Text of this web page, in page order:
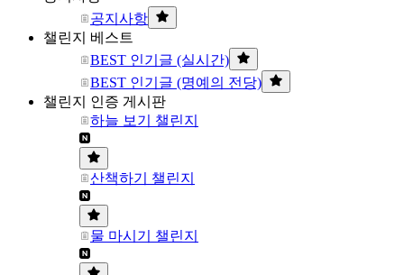
공지사항
챌린지 베스트
BEST 인기글 (실시간)
BEST 인기글 (명예의 전당)
챌린지 인증 게시판
하늘 보기 챌린지
산책하기 챌린지
물 마시기 챌린지